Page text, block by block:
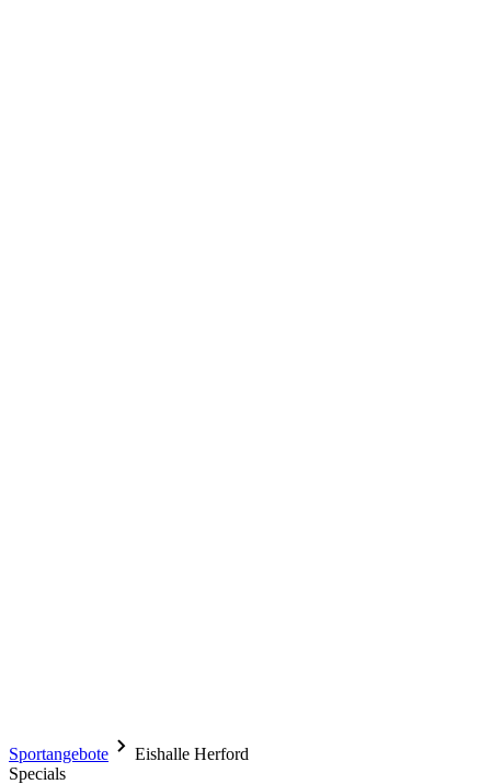
Sportangebote
Eishalle Herford
Specials